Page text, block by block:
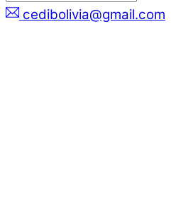
cedibolivia@gmail.com